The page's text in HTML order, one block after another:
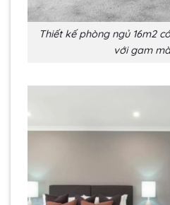
Thiết kế phòng ngủ 16m2
với gam